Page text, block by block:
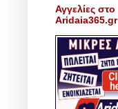
Αγγελίες στο
Aridaia365.gr